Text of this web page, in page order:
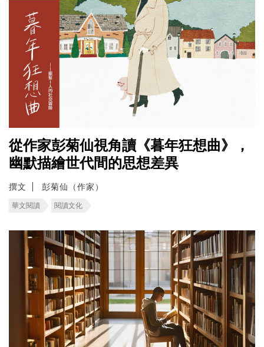
從作家彭菊仙視角讀《暮年狂想曲》，
幽默描繪世代間的思想差異
撰文 彭菊仙（作家）
華文閱讀 閱讀文化